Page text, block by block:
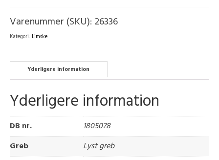
Find en medarbejder
Varenummer (SKU): 26336
Kategori: Limske
Yderligere information
Yderligere information
DB nr.
1805078
Greb
Lyst greb